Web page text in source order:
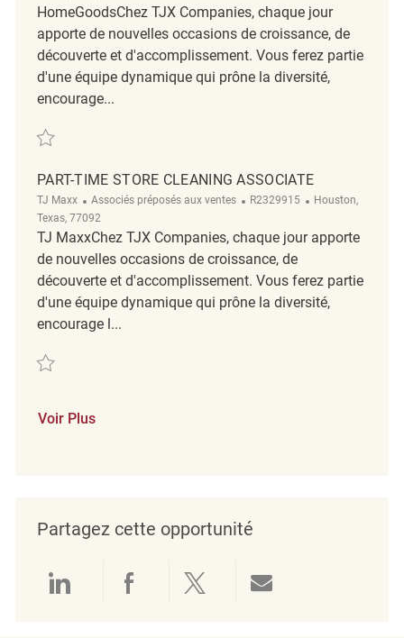
HomeGoodsChez TJX Companies, chaque jour
apporte de nouvelles occasions de croissance, de
découverte et d'accomplissement. Vous ferez partie
d'une équipe dynamique qui prône la diversité,
encourage...
Sauvegarder Store Cleaning Associate REQ137231
PART-TIME STORE CLEANING ASSOCIATE
TJ Maxx Catégorie
Associés préposés aux ventes ReqId
R2329915 Emplacement
Houston,
Texas, 77092
TJ MaxxChez TJX Companies, chaque jour apporte
de nouvelles occasions de croissance, de
découverte et d'accomplissement. Vous ferez partie
d'une équipe dynamique qui prône la diversité,
encourage l...
Sauvegarder Part-Time Store Cleaning Associate R2329915
Voir Plus
Partagez cette opportunité
Partager via LinkedIn
Partager via Facebook
Partager via twitter